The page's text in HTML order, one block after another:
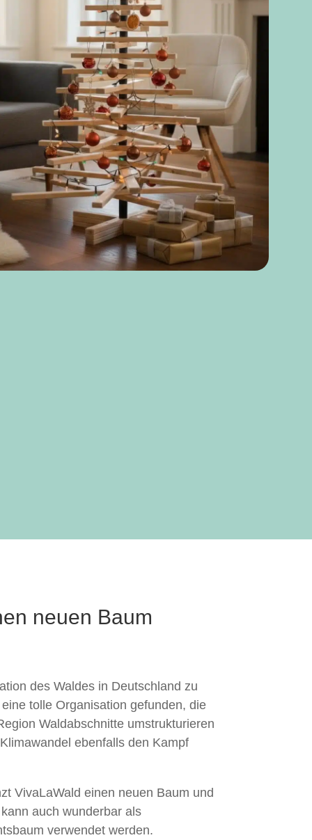
neuen Baum
des Waldes in Deutschland zu
tolle Organisation gefunden, die
Waldabschnitte umstrukturieren
ebenfalls den Kampf
VivaLaWald einen neuen Baum und
auch wunderbar als
verwendet werden.